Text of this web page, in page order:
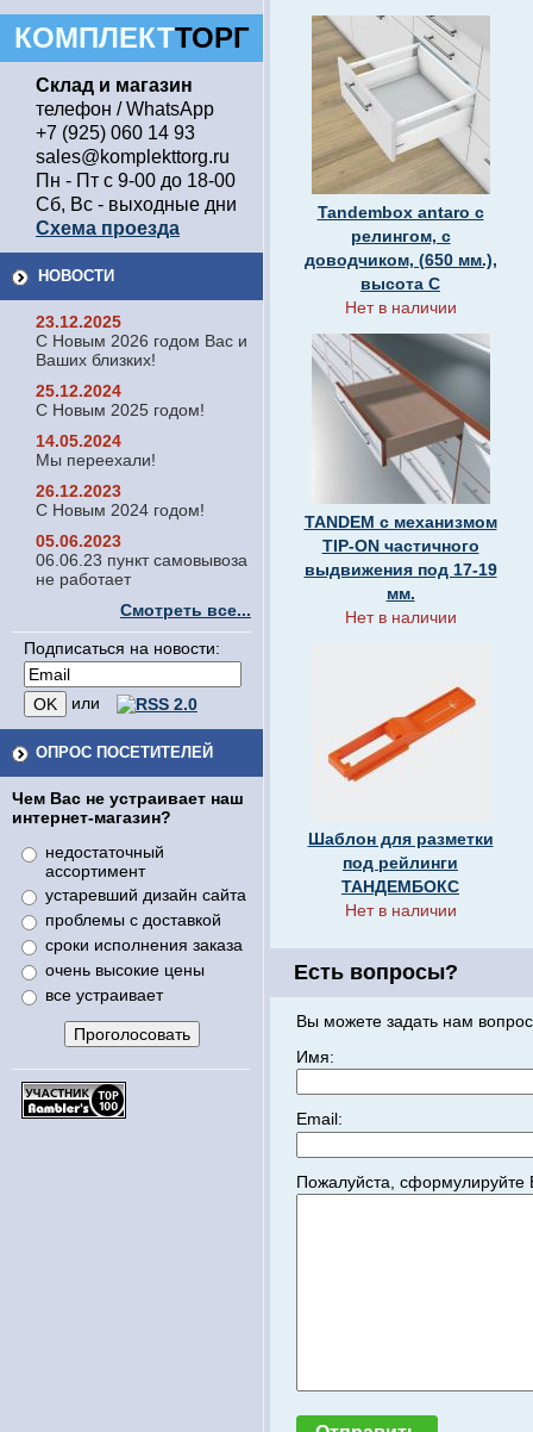
КОМПЛЕКТТОРГ
Склад и магазин
телефон / WhatsApp
+7 (925) 060 14 93
sales@komplekttorg.ru
Пн - Пт с 9-00 до 18-00
Сб, Вс - выходные дни
Схема проезда
НОВОСТИ
23.12.2025
С Новым 2026 годом Вас и
Ваших близких!
25.12.2024
С Новым 2025 годом!
14.05.2024
Мы переехали!
26.12.2023
С Новым 2024 годом!
05.06.2023
06.06.23 пункт самовывоза
не работает
Смотреть все...
Подписаться на новости:
или
ОПРОС ПОСЕТИТЕЛЕЙ
Чем Вас не устраивает наш
интернет-магазин?
недостаточный
ассортимент
устаревший дизайн сайта
проблемы с доставкой
сроки исполнения заказа
очень высокие цены
все устраивает
Tandembox antaro с
релингом, c
доводчиком, (650 мм.),
высота С
Нет в наличии
TANDEM с механизмом
TIP-ON частичного
выдвижения под 17-19
мм.
Нет в наличии
Шаблон для разметки
под рейлинги
ТАНДЕМБОКС
Нет в наличии
Есть вопросы?
Вы можете задать нам
Имя:
Email:
Пожалуйста,